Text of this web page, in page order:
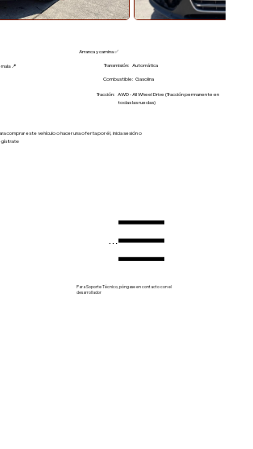
Transmisión:
Combustible:
Tracción:
Automática
AWD - All Wheel Drive (Tracción permanente en
todas las ruedas)
Gasolina
Arranca y camina ✅
📍
comprar este vehículo o hacer una oferta por él, inicia sesión o
Menu
Para Soporte Técnico, póngase en contacto con el
desarrollador